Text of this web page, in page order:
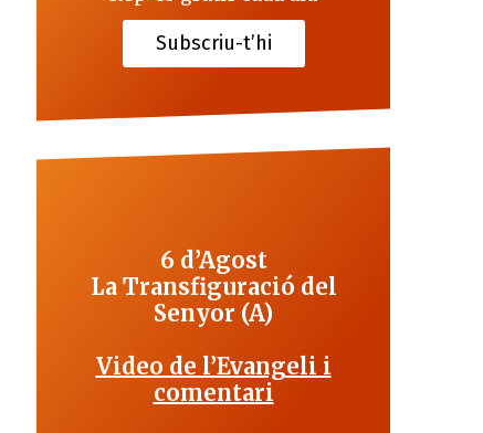
Subscriu-t’hi
6 d’Agost
La Transfiguració del
Senyor (A)
Video de l’Evangeli i
comentari